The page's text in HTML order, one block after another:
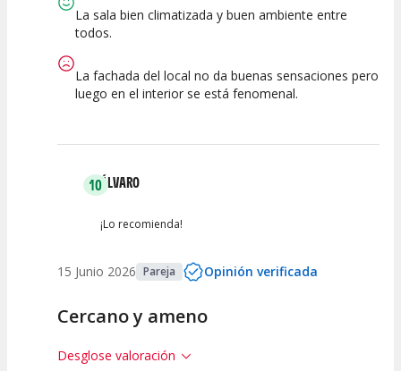
Calidad del
Espectáculo
Puesta en
Escena
Interpretación
artística
La sala bien climatizada y buen ambiente entre
todos.
La fachada del local no da buenas sensaciones pero
luego en el interior se está fenomenal.
10ÁLVARO
¡Lo recomienda!
15 Junio 2026 Pareja Opinión verificada
Cercano y ameno
Desglose valoración